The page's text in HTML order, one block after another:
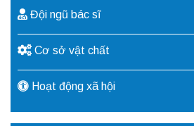
Đội ngũ bác sĩ
Cơ sở vật chất
Hoạt động xã hội